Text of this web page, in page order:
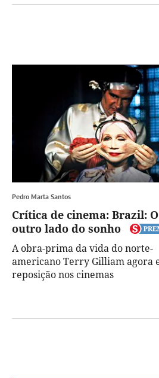
Pedro Marta Santos
Crítica de cinema: Brazil: O
outro lado do sonho
A obra-prima da vida do norte-
americano Terry Gilliam agora
reposição nos cinemas